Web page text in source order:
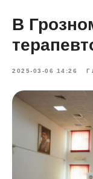
В
2025-03-06 14:26